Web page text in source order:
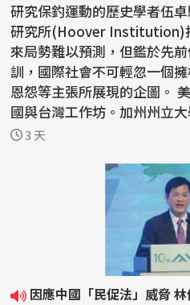
研究保釣運動的歷史學者伍
研究所(Hoover Institution)
來局勢難以預測，但鑑於先
訓，國際社會不可輕忽一個
恩怨等主張所展現的企圖。 美國胡佛研究所舉辦近代中
國與台灣工作坊。加州州立
伍卓駿講...
3 天
因應中國「民促法」威脅